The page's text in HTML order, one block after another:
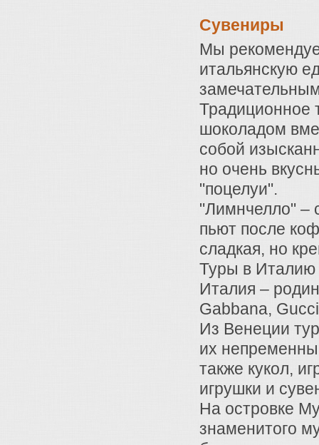
Сувениры
Мы
итальянскую
Традиционное
шоколадом
собой
но очень
"поцелуи".
"Лимнчелло" –
пьют после
сладкая, но
Туры в Италию
Италия –
Gabbana,
Из Венеции
их
также кукол,
игрушки и
На островке
знаменитого